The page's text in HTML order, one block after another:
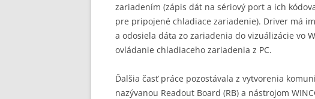
zariadením (zápis dát na sériový port a ich
pre pripojené chladiace zariadenie). Driver má
a odosiela dáta zo zariadenia do vizuálizácie vo
ovládanie chladiaceho zariadenia z PC.
Ďalšia časť práce pozostávala z vytvorenia
nazývanou Readout Board (RB) a nástrojom